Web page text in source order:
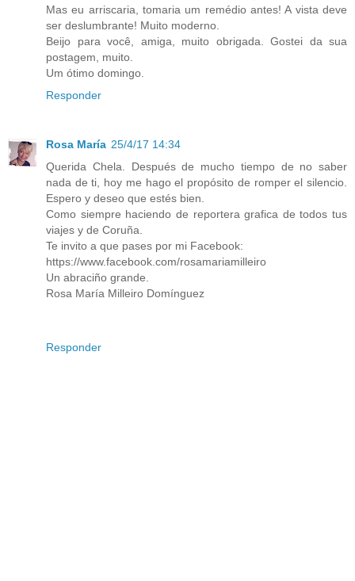
Mas eu arriscaria, tomaria um remédio antes! A vista deve
ser deslumbrante! Muito moderno.
Beijo para você, amiga, muito obrigada. Gostei da sua
postagem, muito.
Um ótimo domingo.
Responder
Rosa María 25/4/17 14:34
Querida Chela. Después de mucho tiempo de no saber
nada de ti, hoy me hago el propósito de romper el silencio.
Espero y deseo que estés bien.
Como siempre haciendo de reportera grafica de todos tus
viajes y de Coruña.
Te invito a que pases por mi Facebook:
https://www.facebook.com/rosamariamilleiro
Un abraciño grande.
Rosa María Milleiro Domínguez
Responder